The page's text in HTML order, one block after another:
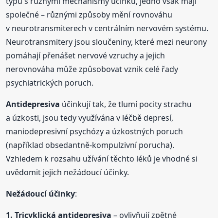
společné – různými způsoby mění rovnováhu
v neurotransmiterech v centrálním nervovém systému.
Neurotransmitery jsou sloučeniny, které mezi neurony
pomáhají přenášet nervové vzruchy a jejich
nerovnováha může způsobovat vznik celé řady
psychiatrických poruch.
Antidepresiva účinkují tak, že tlumí pocity strachu
a úzkosti, jsou tedy využívána v léčbě depresí,
maniodepresivní psychózy a úzkostných poruch
(například obsedantně-kompulzivní porucha).
Vzhledem k rozsahu užívání těchto léků je vhodné si
uvědomit jejich nežádoucí účinky.
Nežádoucí účinky:
1. Tricyklickáantidepresiva – ovlivňují zpětné